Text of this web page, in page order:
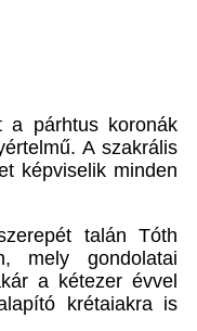
a párhtus koronák
A szakrális
képviselik minden
talán Tóth
mely gondolatai
a kétezer évvel
krétaiakra is